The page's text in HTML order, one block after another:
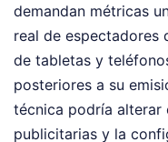
demandan métricas
real de espectadores
de tabletas y
posteriores a su
técnica podría alterar
publicitarias y la